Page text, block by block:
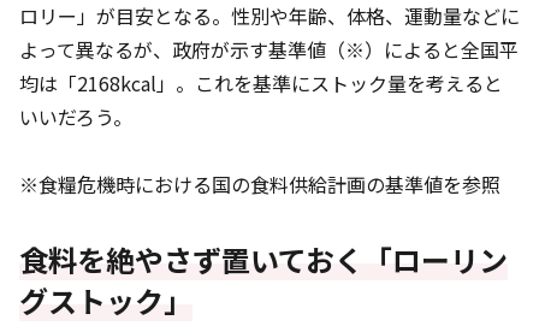
ロリー」が目安となる。性別や年齢、体格、運動量などに
よって異なるが、政府が示す基準値（※）によると全国平
均は「2168kcal」。これを基準にストック量を考えると
いいだろう。
※食糧危機時における国の食料供給計画の基準値を参照
食料を絶やさず置いておく「ローリン
グストック」